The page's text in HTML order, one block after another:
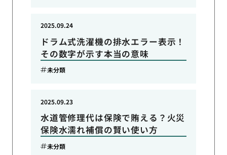
ドラム式洗濯機の排水エラー表示！
その数字が示す本当の意味
2025.09.24
未分類
水道管修理代は保険で賄える？火災
保険水濡れ補償の賢い使い方
2025.09.23
未分類